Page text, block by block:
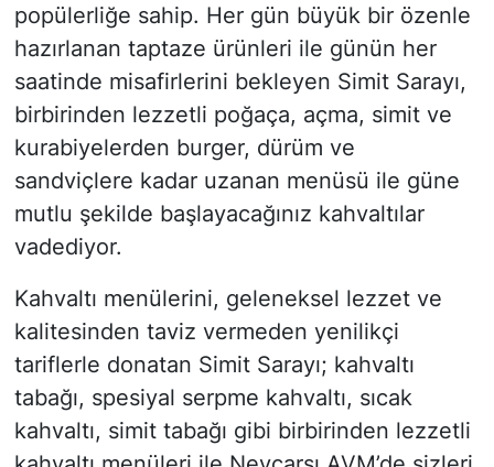
popülerliğe sahip. Her gün büyük bir özenle
hazırlanan taptaze ürünleri ile günün her
saatinde misafirlerini bekleyen Simit Sarayı,
birbirinden lezzetli poğaça, açma, simit ve
kurabiyelerden burger, dürüm ve
sandviçlere kadar uzanan menüsü ile güne
mutlu şekilde başlayacağınız kahvaltılar
vadediyor.
Kahvaltı menülerini, geleneksel lezzet ve
kalitesinden taviz vermeden yenilikçi
tariflerle donatan Simit Sarayı; kahvaltı
tabağı, spesiyal serpme kahvaltı, sıcak
kahvaltı, simit tabağı gibi birbirinden lezzetli